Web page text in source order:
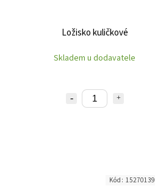
Ložisko kuličkové
Skladem u dodavatele
Kód: 15270139